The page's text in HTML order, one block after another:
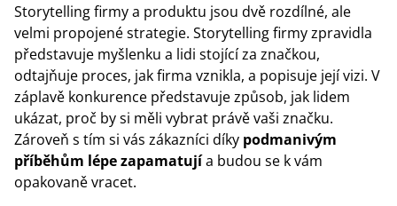
Storytelling firmy a produktu jsou dvě rozdílné, ale
velmi propojené strategie. Storytelling firmy zpravidla
představuje myšlenku a lidi stojící za značkou,
odtajňuje proces, jak firma vznikla, a popisuje její vizi. V
záplavě konkurence představuje způsob, jak lidem
ukázat, proč by si měli vybrat právě vaši značku.
Zároveň s tím si vás zákazníci díky podmanivým
příběhům lépe zapamatujía budou se k vám
opakovaně vracet.